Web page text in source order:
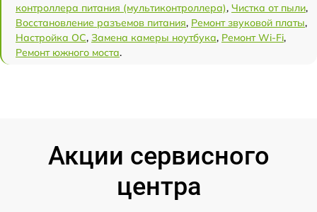
контроллера питания (мультиконтроллера), Чистка от пыли,
Восстановление разъемов питания, Ремонт звуковой платы,
Настройка ОС, Замена камеры ноутбука, Ремонт Wi-Fi,
Ремонт южного моста.
Акции сервисного
центра